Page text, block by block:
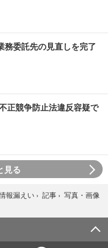
務委託先の見直しを完了
正競争防止法違反容疑で
見る
報漏えい › 記事 › 写真・画像